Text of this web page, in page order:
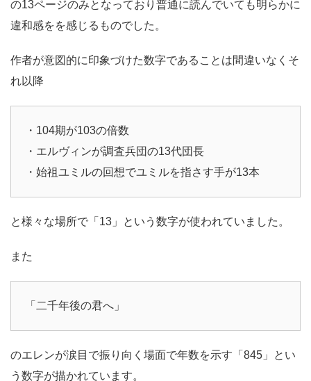
の13ページのみとなっており普通に読んでいても明らかに
違和感をを感じるものでした。
作者が意図的に印象づけた数字であることは間違いなくそ
れ以降
・104期が103の倍数
・エルヴィンが調査兵団の13代団長
・始祖ユミルの回想でユミルを指さす手が13本
と様々な場所で「13」という数字が使われていました。
また
「二千年後の君へ」
のエレンが涙目で振り向く場面で年数を示す「845」とい
う数字が描かれています。